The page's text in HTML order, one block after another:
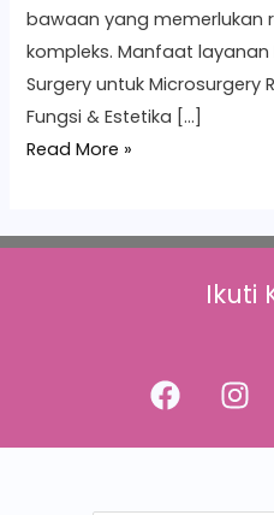
bawaan yang memerlukan
kompleks. Manfaat
Surgery untuk Microsurgery
Fungsi & Estetika […]
Read More »
Ikuti